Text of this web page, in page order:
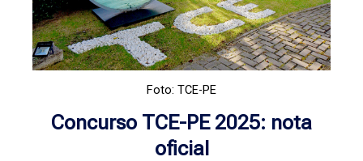
Foto: TCE-PE
Concurso TCE-PE 2025: nota
oficial